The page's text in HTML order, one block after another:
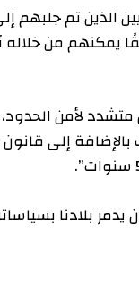
تم جلبهم إلى
من خلاله أن
الحدود، حيث
إلى قانون الحد
بسياساته